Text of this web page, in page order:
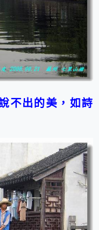
不出的美，如詩